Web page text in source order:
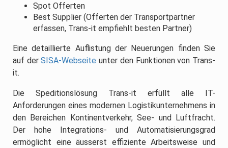
Spot Offerten
Best Supplier (Offerten der Transportpartner
erfassen, Trans-it empfiehlt besten Partner)
Eine detaillierte Auflistung der Neuerungen finden Sie
auf derSISA-Webseite unter den Funktionen von Trans-
it.
Die Speditionslösung Trans-it erfüllt alle IT-
Anforderungen eines modernen Logistikunternehmens in
den Bereichen Kontinentverkehr, See- und Luftfracht.
Der hohe Integrations- und Automatisierungsgrad
ermöglicht eine äusserst effiziente Arbeitsweise und